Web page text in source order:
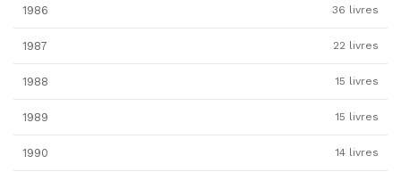
1986 36 livres
1987 22 livres
1988 15 livres
1989 15 livres
1990 14 livres